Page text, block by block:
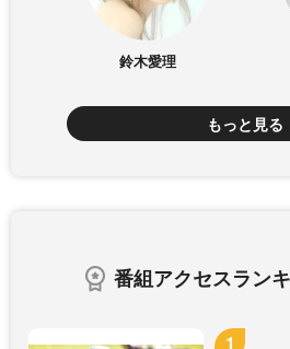
鈴木愛理
もっと見る
番組アクセスラン